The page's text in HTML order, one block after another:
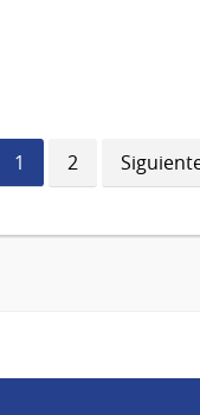
Página
actual
1 Página
2
página